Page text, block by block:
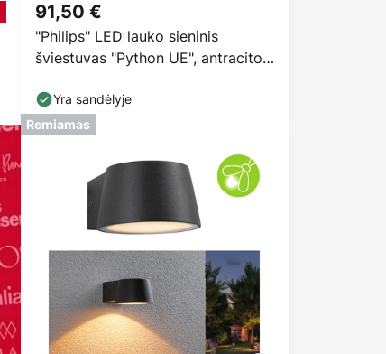
"Philips" LED lauko sieninis
šviestuvas "Python UE", antracito
91,50 €
Yra sandėlyje
Remiamas